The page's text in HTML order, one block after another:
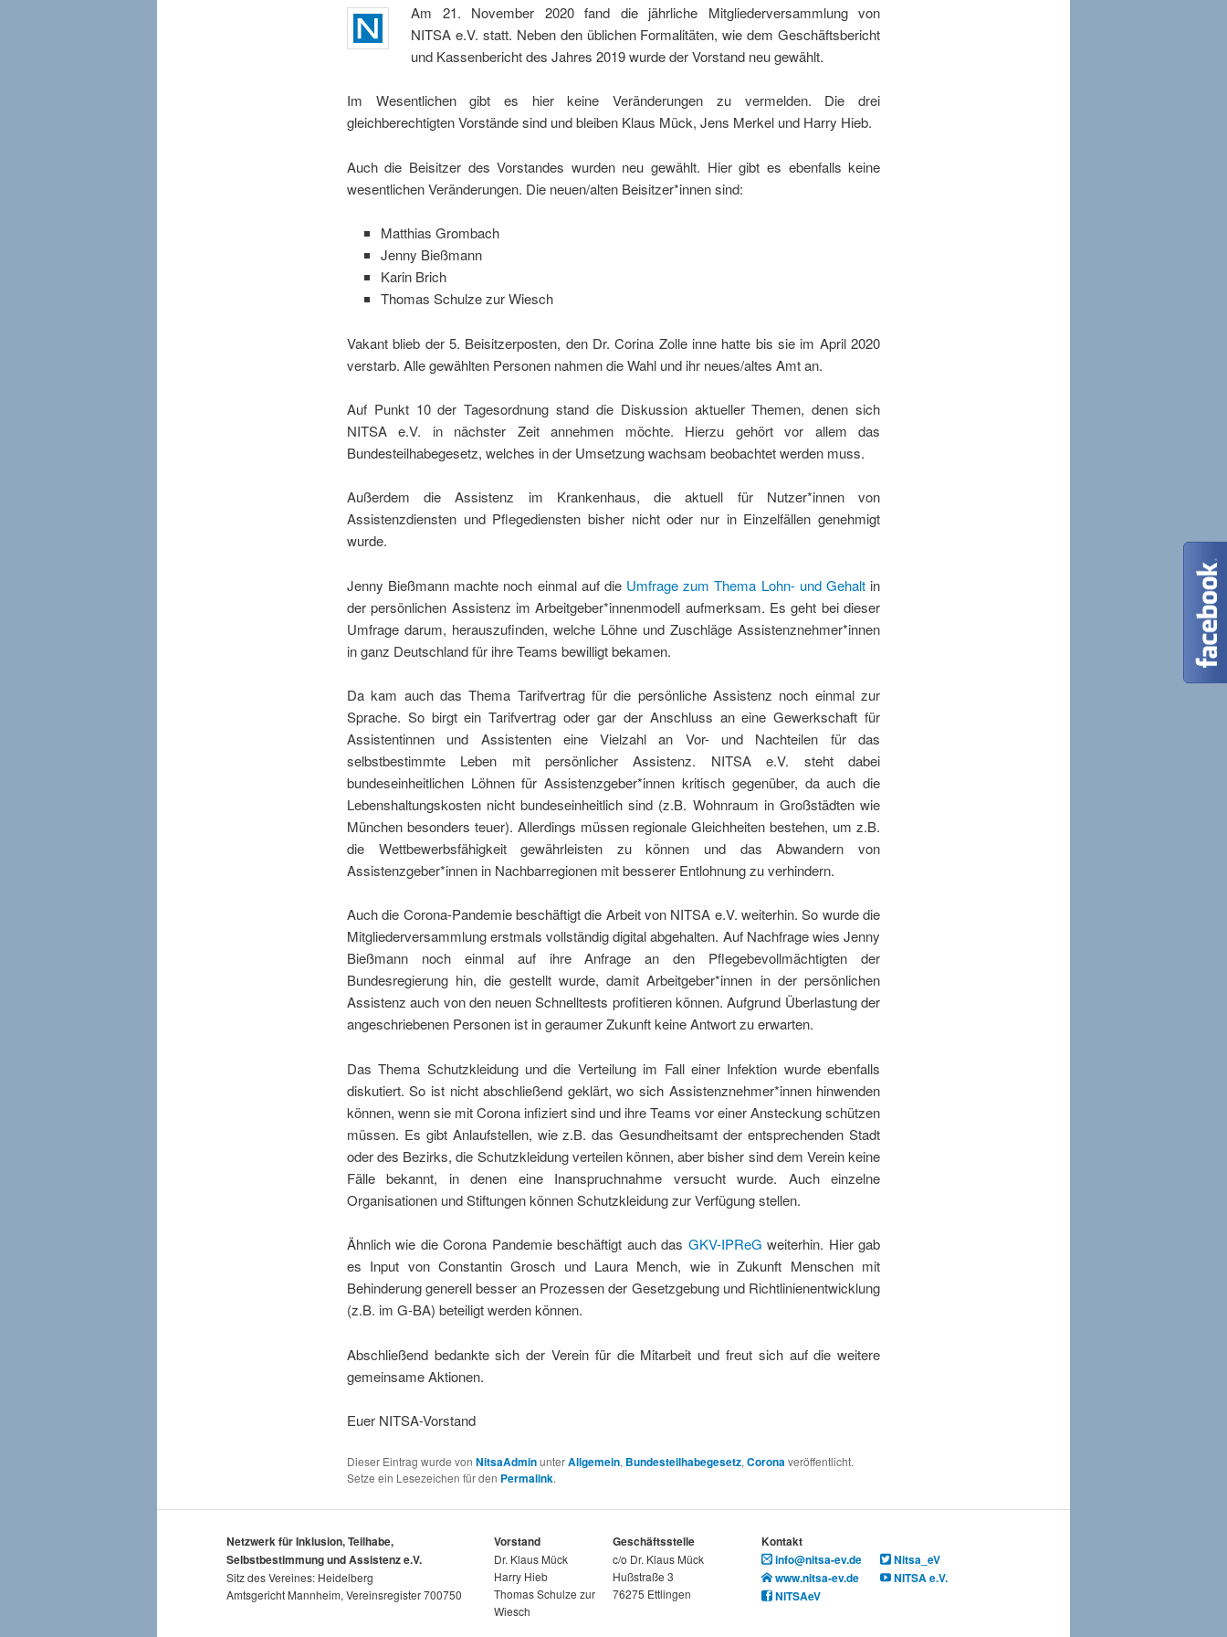
Am 21. November 2020 fand die jährliche Mitgliederversammlung von
NITSA e.V. statt. Neben den üblichen Formalitäten, wie dem Geschäftsbericht
und Kassenbericht des Jahres 2019 wurde der Vorstand neu gewählt.
Im Wesentlichen gibt es hier keine Veränderungen zu vermelden. Die drei
gleichberechtigten Vorstände sind und bleiben Klaus Mück, Jens Merkel und Harry Hieb.
Auch die Beisitzer des Vorstandes wurden neu gewählt. Hier gibt es ebenfalls keine
wesentlichen Veränderungen. Die neuen/alten Beisitzer*innen sind:
Matthias Grombach
Jenny Bießmann
Karin Brich
Thomas Schulze zur Wiesch
Vakant blieb der 5. Beisitzerposten, den Dr. Corina Zolle inne hatte bis sie im April 2020
verstarb. Alle gewählten Personen nahmen die Wahl und ihr neues/altes Amt an.
Auf Punkt 10 der Tagesordnung stand die Diskussion aktueller Themen, denen sich
NITSA e.V. in nächster Zeit annehmen möchte. Hierzu gehört vor allem das
Bundesteilhabegesetz, welches in der Umsetzung wachsam beobachtet werden muss.
Außerdem die Assistenz im Krankenhaus, die aktuell für Nutzer*innen von
Assistenzdiensten und Pflegediensten bisher nicht oder nur in Einzelfällen genehmigt
wurde.
Jenny Bießmann machte noch einmal auf die Umfrage zum Thema Lohn- und Gehaltin
der persönlichen Assistenz im Arbeitgeber*innenmodell aufmerksam. Es geht bei dieser
Umfrage darum, herauszufinden, welche Löhne und Zuschläge Assistenznehmer*innen
in ganz Deutschland für ihre Teams bewilligt bekamen.
Da kam auch das Thema Tarifvertrag für die persönliche Assistenz noch einmal zur
Sprache. So birgt ein Tarifvertrag oder gar der Anschluss an eine Gewerkschaft für
Assistentinnen und Assistenten eine Vielzahl an Vor- und Nachteilen für das
selbstbestimmte Leben mit persönlicher Assistenz. NITSA e.V. steht dabei
bundeseinheitlichen Löhnen für Assistenzgeber*innen kritisch gegenüber, da auch die
Lebenshaltungskosten nicht bundeseinheitlich sind (z.B. Wohnraum in Großstädten wie
München besonders teuer). Allerdings müssen regionale Gleichheiten bestehen, um z.B.
die Wettbewerbsfähigkeit gewährleisten zu können und das Abwandern von
Assistenzgeber*innen in Nachbarregionen mit besserer Entlohnung zu verhindern.
Auch die Corona-Pandemie beschäftigt die Arbeit von NITSA e.V. weiterhin. So wurde die
Mitgliederversammlung erstmals vollständig digital abgehalten. Auf Nachfrage wies Jenny
Bießmann noch einmal auf ihre Anfrage an den Pflegebevollmächtigten der
Bundesregierung hin, die gestellt wurde, damit Arbeitgeber*innen in der persönlichen
Assistenz auch von den neuen Schnelltests profitieren können. Aufgrund Überlastung der
angeschriebenen Personen ist in geraumer Zukunft keine Antwort zu erwarten.
Das Thema Schutzkleidung und die Verteilung im Fall einer Infektion wurde ebenfalls
diskutiert. So ist nicht abschließend geklärt, wo sich Assistenznehmer*innen hinwenden
können, wenn sie mit Corona infiziert sind und ihre Teams vor einer Ansteckung schützen
müssen. Es gibt Anlaufstellen, wie z.B. das Gesundheitsamt der entsprechenden Stadt
oder des Bezirks, die Schutzkleidung verteilen können, aber bisher sind dem Verein keine
Fälle bekannt, in denen eine Inanspruchnahme versucht wurde. Auch einzelne
Organisationen und Stiftungen können Schutzkleidung zur Verfügung stellen.
Ähnlich wie die Corona Pandemie beschäftigt auch das GKV-IPReG weiterhin. Hier gab
es Input von Constantin Grosch und Laura Mench, wie in Zukunft Menschen mit
Behinderung generell besser an Prozessen der Gesetzgebung und Richtlinienentwicklung
(z.B. im G-BA) beteiligt werden können.
Abschließend bedankte sich der Verein für die Mitarbeit und freut sich auf die weitere
gemeinsame Aktionen.
Euer NITSA-Vorstand
Dieser Eintrag wurde von NitsaAdminunterAllgemein, Bundesteilhabegesetz, Coronaveröffentlicht.
Setze ein Lesezeichen für den Permalink.
Netzwerk für Inklusion, Teilhabe,
Selbstbestimmung und Assistenz e.V.
Sitz des Vereines: Heidelberg
Amtsgericht Mannheim, Vereinsregister 700750
Vorstand Geschäftsstelle
Dr. Klaus Mück
c/o Dr. Klaus Mück
Harry Hieb
Hußstraße 3
Thomas Schulze zur
Wiesch
76275 Ettlingen
Kontakt
info@nitsa-ev.de
Nitsa_eV
www.nitsa-ev.de
NITSA e.V.
NITSAeV